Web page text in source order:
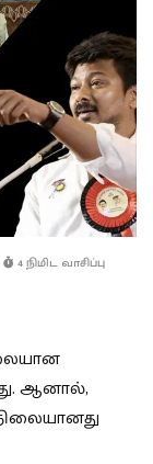
4 நிமிட வாசிப்பு
ஆனால்,